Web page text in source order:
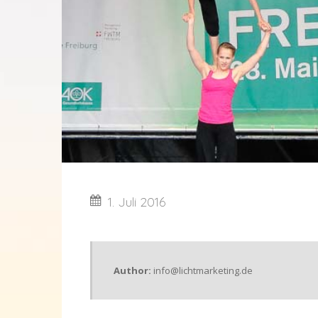
1. Juli 2016
Author: info@lichtmarketing.de